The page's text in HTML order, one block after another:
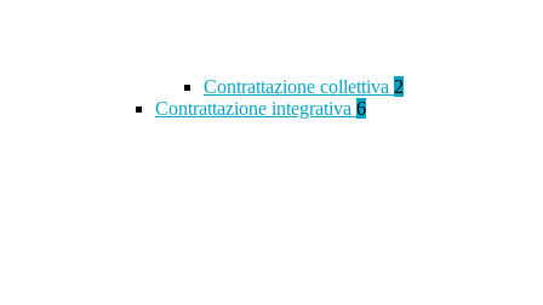
Contrattazione collettiva 2
Contrattazione integrativa 6